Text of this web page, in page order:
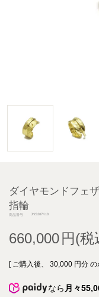
ダイヤモンドフェ
指輪
商品番号 JNS387K18
660,000
[ ご購入後、 30,000 円分
なら 月々